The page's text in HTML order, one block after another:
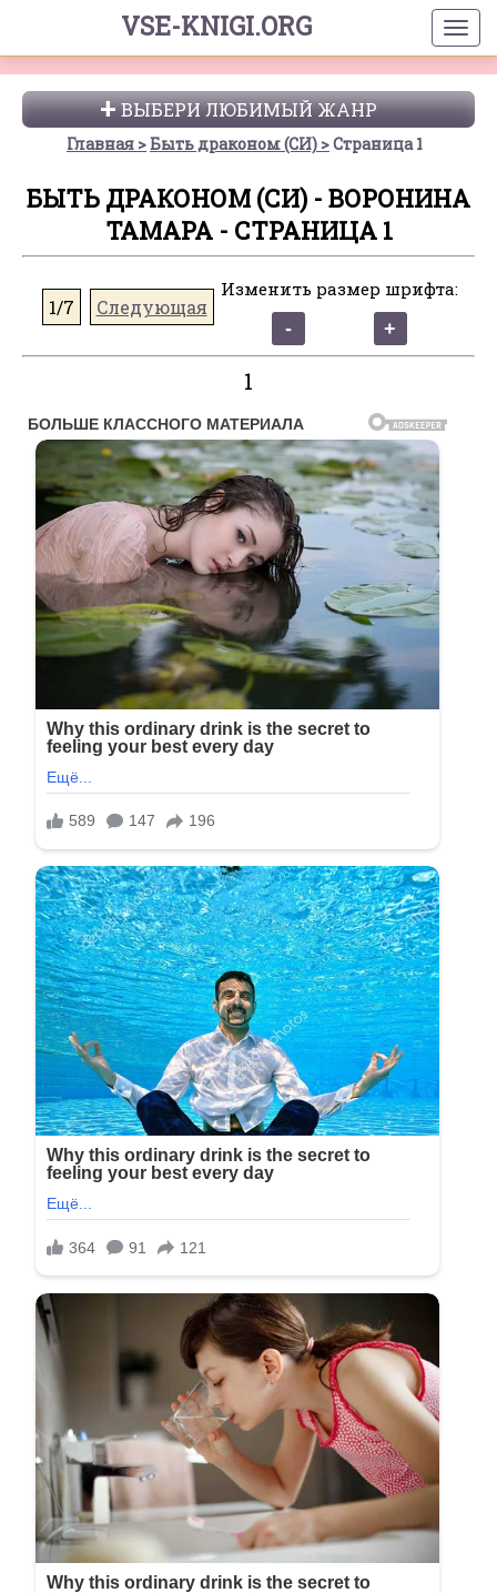
VSE-KNIGI.ORG
ВЫБЕРИ ЛЮБИМЫЙ ЖАНР
Главная Быть драконом (СИ) Страница 1
БЫТЬ ДРАКОНОМ (СИ) - ВОРОНИНА
ТАМАРА - СТРАНИЦА 1
1/7 Следующая
Изменить размер шрифта:
1